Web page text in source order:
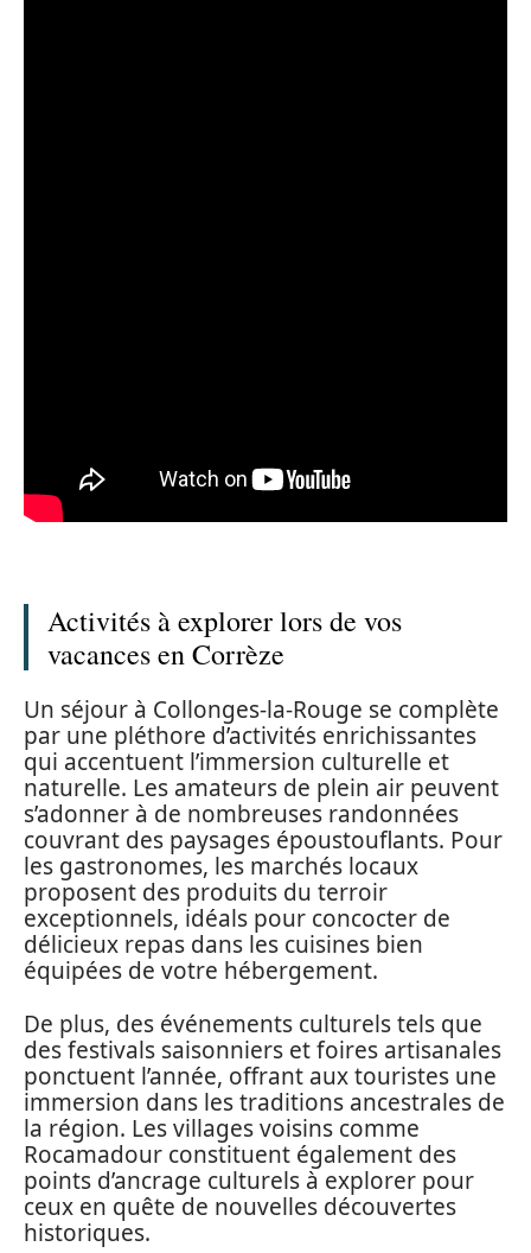
Activités à explorer lors de vos
vacances en Corrèze
Un séjour à Collonges-la-Rouge se complète
par une pléthore d’activités enrichissantes
qui accentuent l’immersion culturelle et
naturelle. Les amateurs de plein air peuvent
s’adonner à de nombreuses randonnées
couvrant des paysages époustouflants. Pour
les gastronomes, les marchés locaux
proposent des produits du terroir
exceptionnels, idéals pour concocter de
délicieux repas dans les cuisines bien
équipées de votre hébergement.
De plus, des événements culturels tels que
des festivals saisonniers et foires artisanales
ponctuent l’année, offrant aux touristes une
immersion dans les traditions ancestrales de
la région. Les villages voisins comme
Rocamadour constituent également des
points d’ancrage culturels à explorer pour
ceux en quête de nouvelles découvertes
historiques.